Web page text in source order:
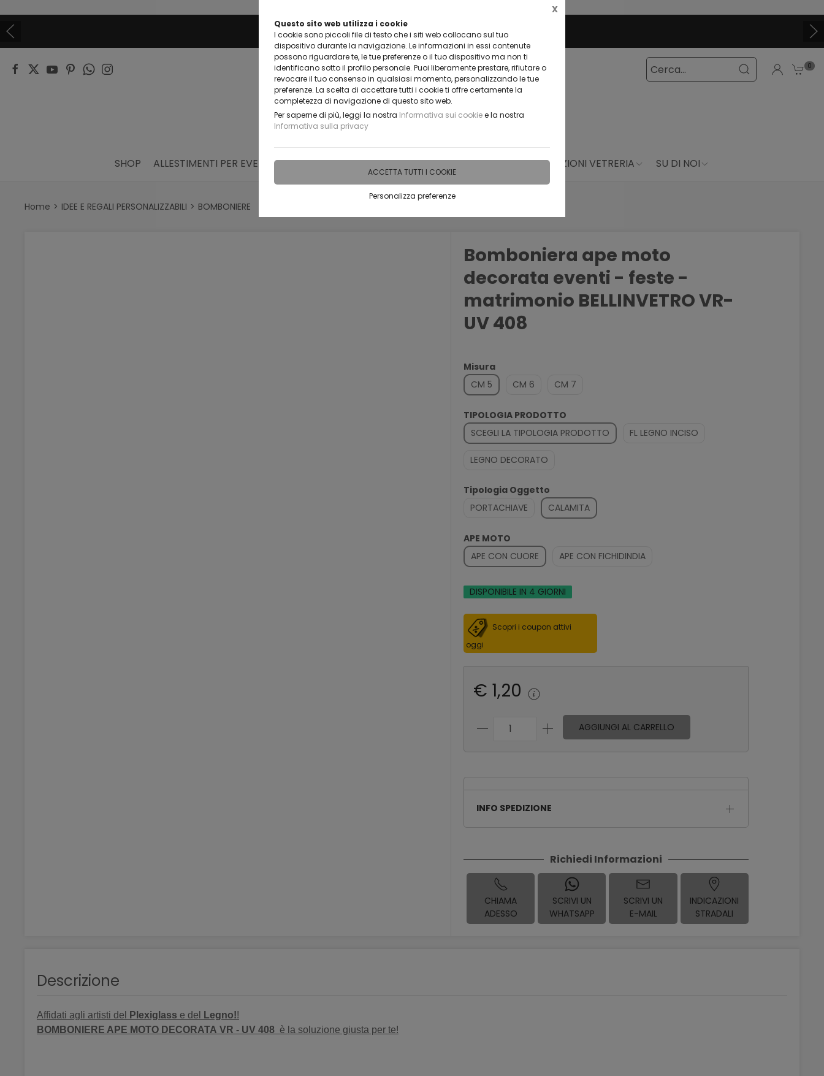
Questo sito web utilizza i cookie
I cookie sono piccoli file di testo che i siti web collocano sul tuo
dispositivo durante la navigazione. Le informazioni in essi contenute
possono riguardare te, le tue preferenze o il tuo dispositivo ma non ti
identificano sotto il profilo personale. Puoi liberamente prestare, rifiutare o
revocare il tuo consenso in qualsiasi momento, personalizzando le tue
preferenze. La scelta di accettare tutti i cookie ti offre certamente la
completezza di navigazione di questo sito web.
Per saperne di più, leggi la nostra Informativa sui cookiee la nostra
Informativa sulla privacy
ACCETTA TUTTI I COOKIE
Personalizza preferenze
X
VUOI DIVENTARE UN NOSTRO RIVENDITORE?
CONTATTACI
0
SHOP ALLESTIMENTI PER EVENTI IDEE PERSONALIZZABILI RECENSIONI HORECA PRODUZIONI VETRERIA SU DI NOI
Home IDEE E REGALI PERSONALIZZABILI BOMBONIERE
Bomboniera ape moto
decorata eventi - feste -
matrimonio BELLINVETRO VR-
UV 408
Misura
CM 5
CM 6 CM 7
TIPOLOGIA PRODOTTO
SCEGLI LA TIPOLOGIA PRODOTTO
FL LEGNO INCISO
LEGNO DECORATO
Tipologia Oggetto
PORTACHIAVE
CALAMITA
APE MOTO
APE CON CUORE
APE CON FICHIDINDIA
DISPONIBILE IN 4 GIORNI
Scopri i coupon attivi
oggi
€ 1,20
AGGIUNGI AL CARRELLO
INFO SPEDIZIONE
Richiedi Informazioni
CHIAMA
ADESSO
SCRIVI UN
WHATSAPP
SCRIVI UN
E-MAIL
INDICAZIONI
STRADALI
Descrizione
Affidati agli artisti del Plexiglass e del Legno!!
BOMBONIERE APE MOTO DECORATA VR - UV 408 è la soluzione giusta per te!